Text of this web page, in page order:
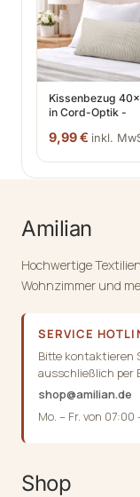
Pflege:waschbar
Trommeltrockner
bügeln
Herstellung:
Hinweis
Bitte beachten Sie,
leicht abweichen
Kissenbezüge ohne
Kissenbezug
in Cord-Optik -
Sofakissenbezug
9,99€ inkl.
Amilian
Hochwertige
Wohnzimmer und
SERVICE
Bitte kontaktieren
ausschließlich per
shop@amilian.de
Mo. – Fr. von 07:00
Shop